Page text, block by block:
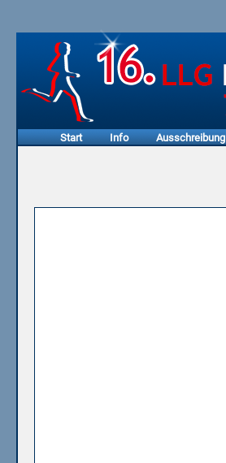
Start Info Ausschreibung